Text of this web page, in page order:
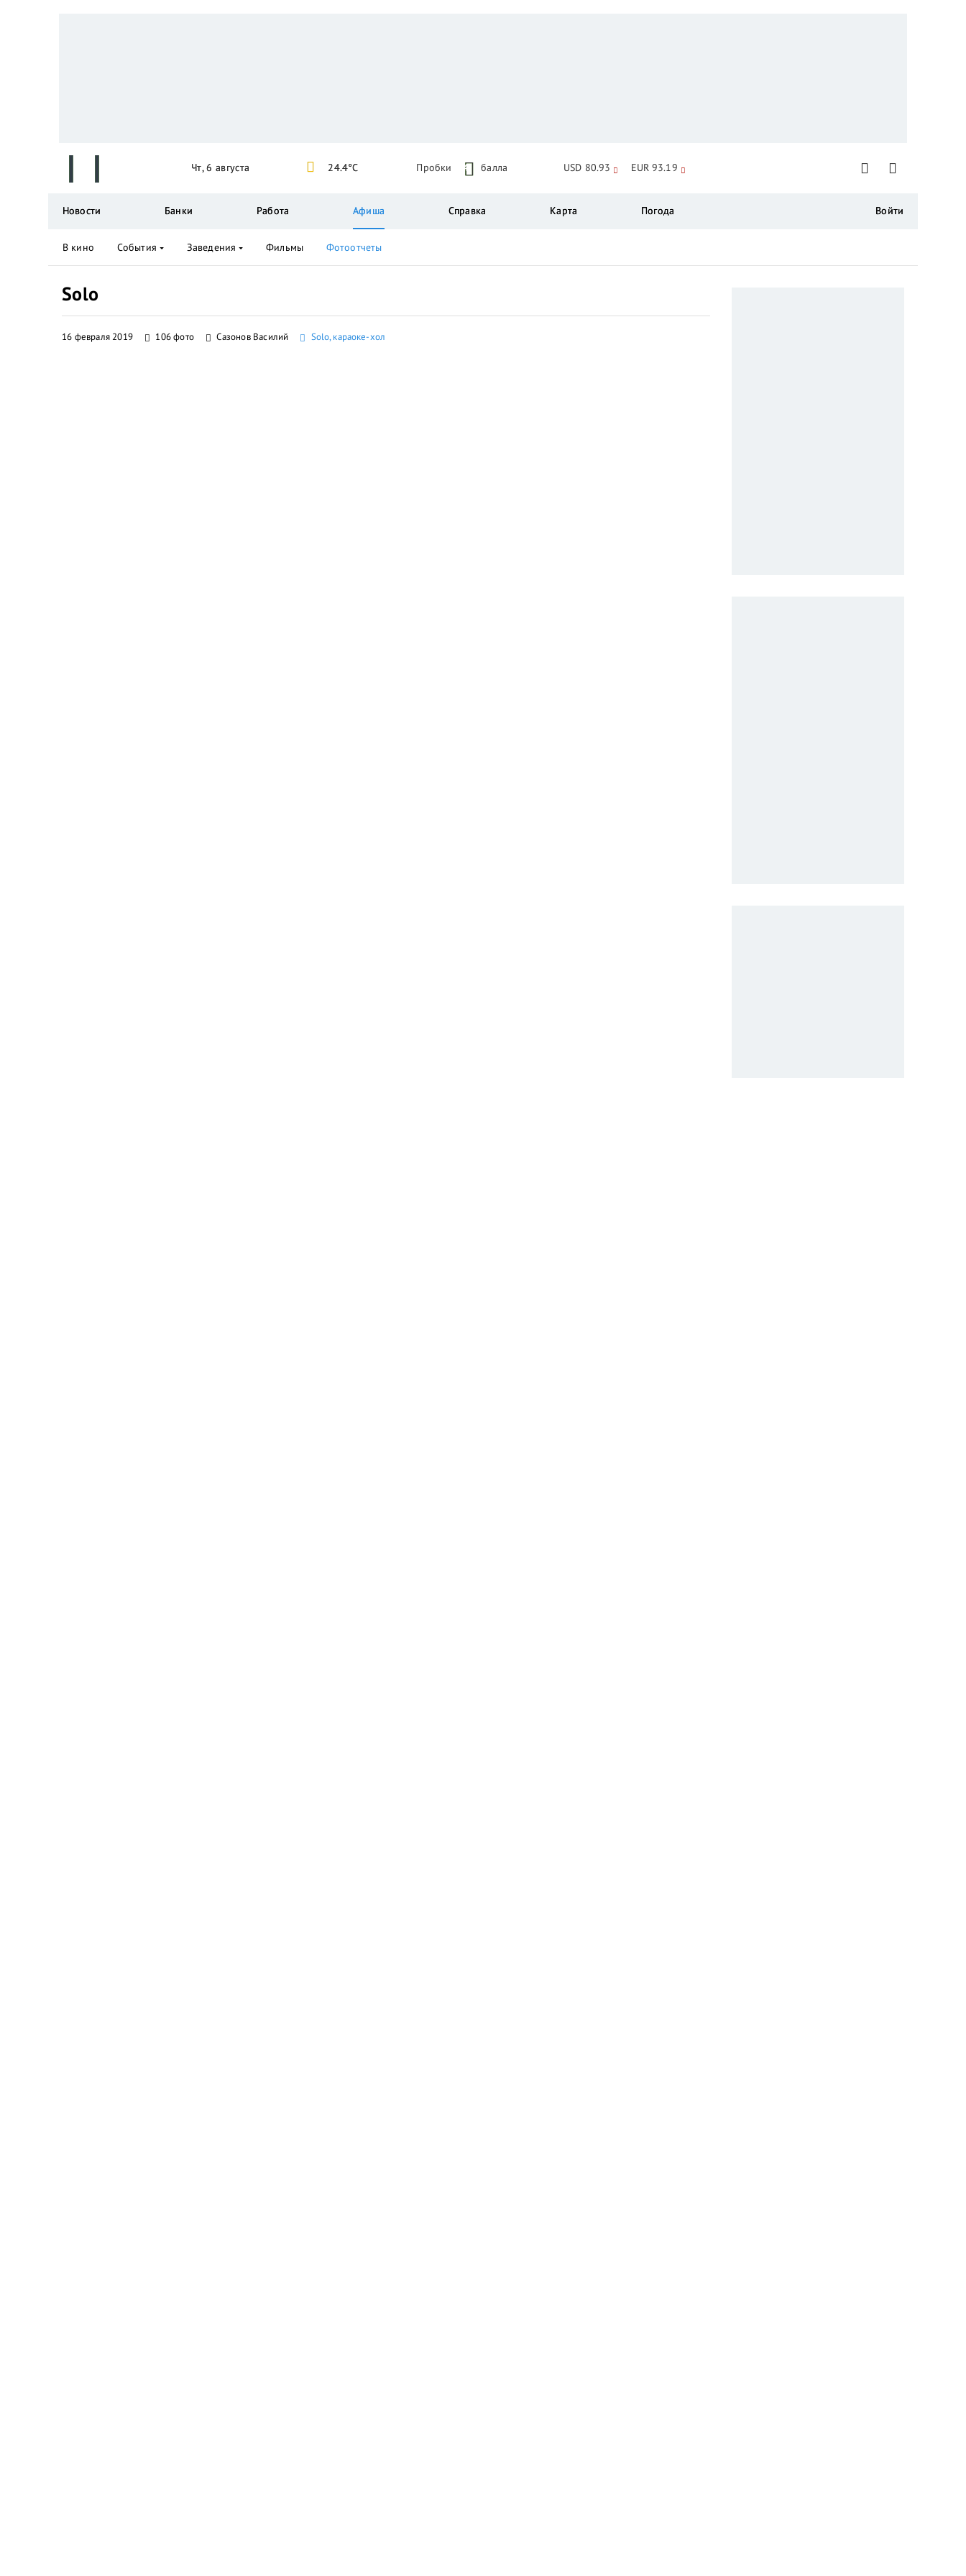
Solo
16 февраля 2019 106 фото Сазонов Василий Solo, караоке-хол
Чт, 6 августа 24.4°C Пробки 4 балла USD 80.93 EUR 93.19
Новости Банки Работа Афиша Справка Карта Погода Войти
В кино События Заведения Фильмы Фотоотчеты